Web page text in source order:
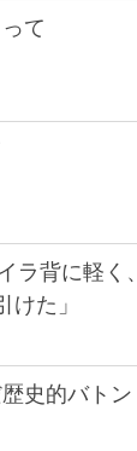
て
ラ背に軽く
た」
歴史的バト